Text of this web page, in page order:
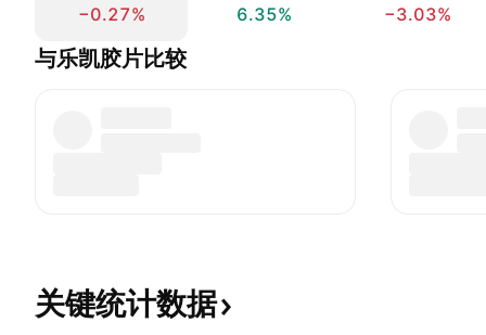
−0.27%
6.35%
−3.03%
与乐凯胶片比较
关键统计数据